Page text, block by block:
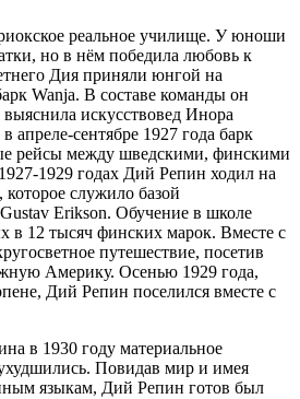
реальное училище. У юноши
но в нём победила любовь к
Дия приняли юнгой на
Wanja. В составе команды он
искусствовед Инора
апреле-сентябре 1927 года барк
рейсы между шведскими, финскими
1929 годах Дий Репин ходил на
служило базой
Erikson. Обучение в школе
в 12 тысяч финских марок. Вместе с
путешествие, посетив
Америку. Осенью 1929 года,
Дий Репин поселился вместе с
в 1930 году материальное
Повидав мир и имея
языкам, Дий Репин готов был